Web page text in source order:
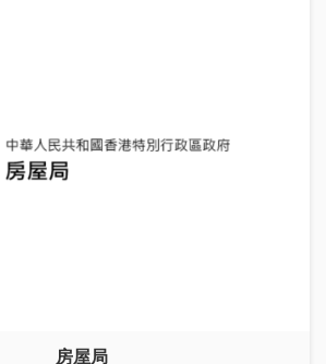
房屋局